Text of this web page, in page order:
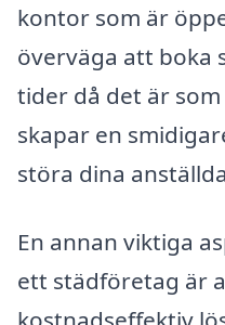
kontor som är
överväga att boka
tider då det är
skapar en
störa dina
En annan viktiga
ett städföretag är